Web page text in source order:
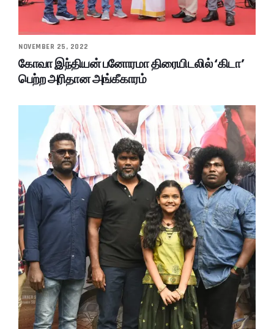
NOVEMBER 25, 2022
கோவா இந்தியன் பனோரமா திரையிடலில் ‘கிடா’
பெற்ற அரிதான அங்கீகாரம்